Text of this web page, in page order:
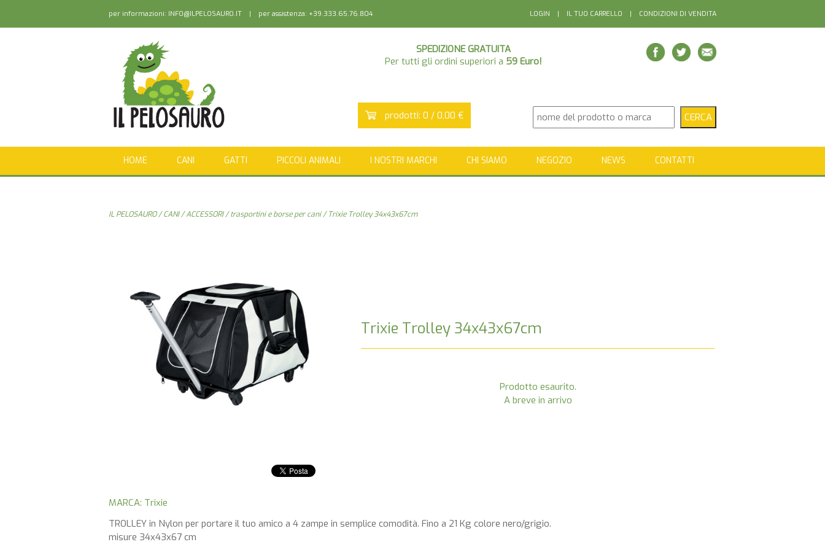
per informazioni: INFO@ILPELOSAURO.IT | per assistenza: +39.333.65.76.804 LOGIN | IL TUO CARRELLO | CONDIZIONI DI VENDITA
prodotti: 0 / 0,00 €
SPEDIZIONE GRATUITA
Per tutti gli ordini superiori a 59 Euro!
HOME CANI GATTI PICCOLI ANIMALI I NOSTRI MARCHI CHI SIAMO NEGOZIO NEWS CONTATTI
IL PELOSAURO/CANI/ACCESSORI/trasportini e borse per cani/ Trixie Trolley 34x43x67cm
Trixie Trolley 34x43x67cm
Prodotto esaurito.
A breve in arrivo
MARCA: Trixie
TROLLEY in Nylon per portare il tuo amico a 4 zampe in semplice comodità. Fino a 21 Kg colore nero/grigio.
misure 34x43x67 cm